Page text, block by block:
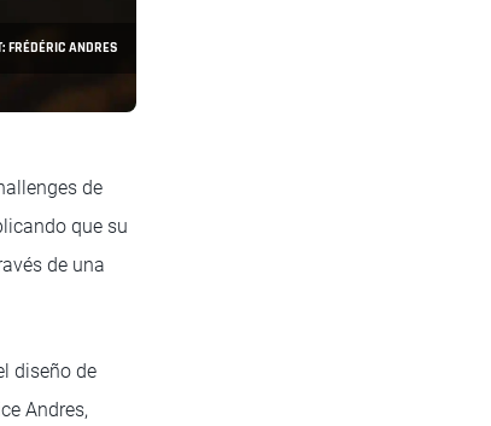
FRÉDÉRIC ANDRES
de
que su
de una
diseño de
Andres,